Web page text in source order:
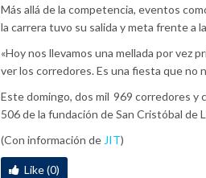
Más allá de la competencia, eventos
la carrera tuvo su salida y meta frente a
«Hoy nos llevamos una mellada por vez
ver los corredores. Es una fiesta que no
Este domingo, dos mil 969 corredores y
506 de la fundación de San Cristóbal de
(Con información de JIT)
Like (0)